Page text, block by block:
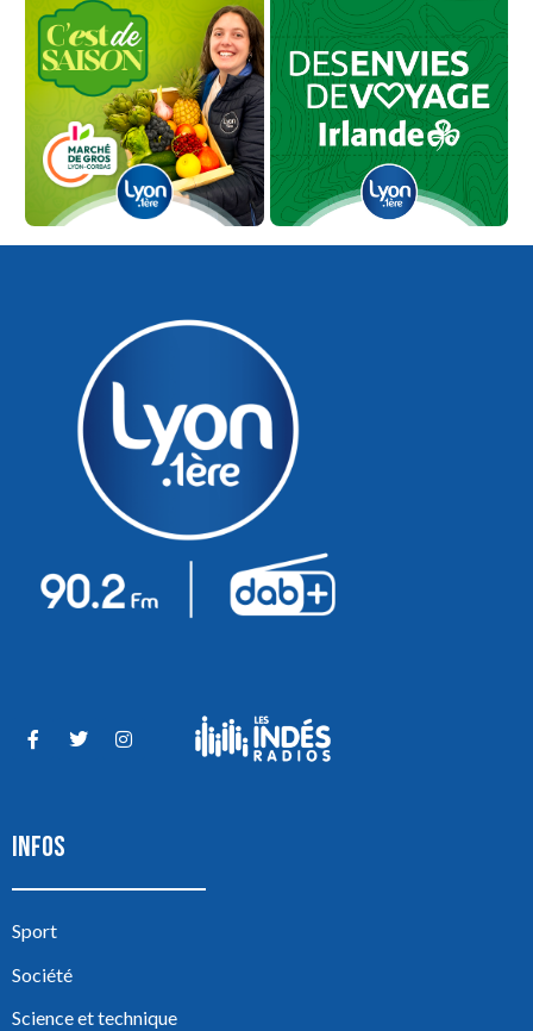
INFOS
Sport
Société
Science et technique